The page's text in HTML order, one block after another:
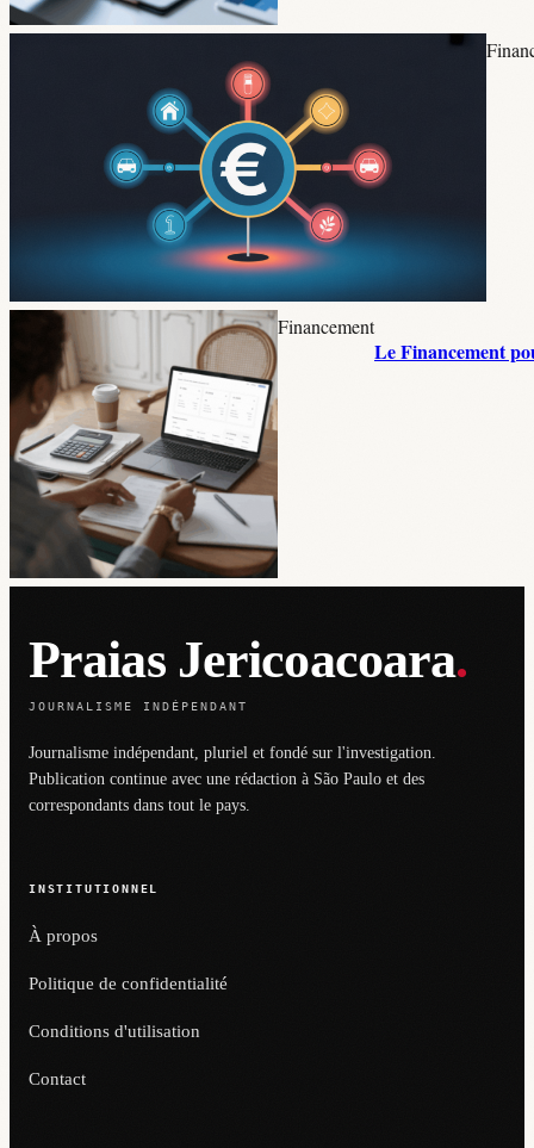
Financement
Le Financement
Praias Jericoacoara.
JOURNALISME INDÉPENDANT
Journalisme indépendant, pluriel et fondé sur l'investigation.
Publication continue avec une rédaction à São Paulo et des
correspondants dans tout le pays.
INSTITUTIONNEL
À propos
Politique de confidentialité
Conditions d'utilisation
Contact